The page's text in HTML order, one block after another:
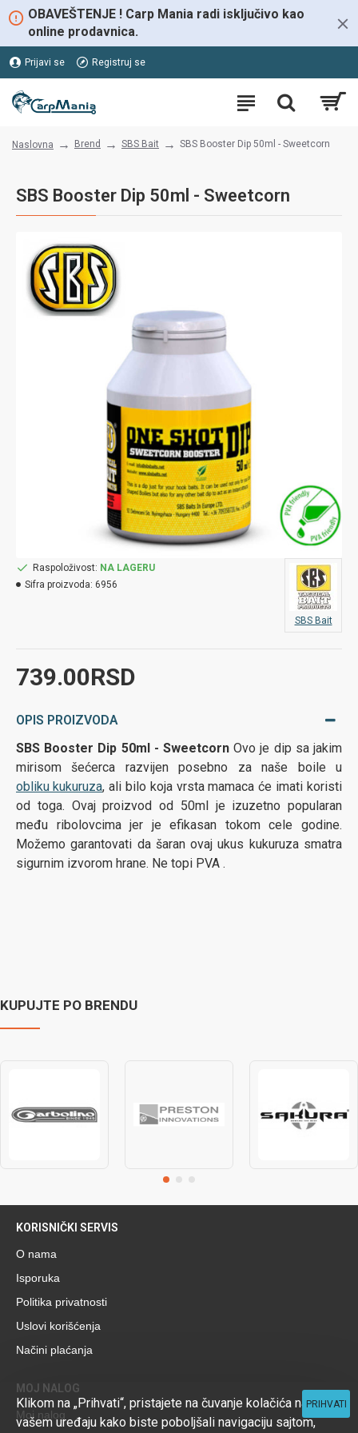
OBAVEŠTENJE ! Carp Mania radi isključivo kao
online prodavnica.
Prijavi se Registruj se
Naslovna Brend SBS Bait SBS Booster Dip 50ml - Sweetcorn
SBS Booster Dip 50ml - Sweetcorn
739.00RSD
Raspoloživost: NA LAGERU
Sifra proizvoda: 6956
SBS Bait
OPIS PROIZVODA
SBS Booster Dip 50ml - Sweetcorn Ovo je dip sa jakim
mirisom šećerca razvijen posebno za naše boile u
obliku kukuruza, ali bilo koja vrsta mamaca će imati koristi
od toga. Ovaj proizvod od 50ml je izuzetno popularan
među ribolovcima jer je efikasan tokom cele godine.
Možemo garantovati da šaran ovaj ukus kukuruza smatra
sigurnim izvorom hrane. Ne topi PVA .
KUPUJTE PO BRENDU
KORISNIČKI SERVIS
O nama
Isporuka
Politika privatnosti
Uslovi korišćenja
Načini plaćanja
MOJ NALOG
Moj nalog
PRIHVATI
Klikom na „Prihvati“, pristajete na čuvanje kolačića na
vašem uređaju kako biste poboljšali navigaciju sajtom,